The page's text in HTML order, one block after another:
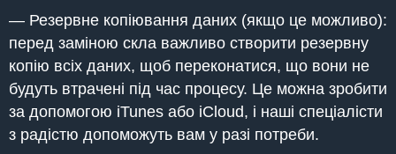
— Резервне копіювання даних (якщо це можливо):
перед заміною скла важливо створити резервну
копію всіх даних, щоб переконатися, що вони не
будуть втрачені під час процесу. Це можна зробити
за допомогою iTunes або iCloud, і наші спеціалісти
з радістю допоможуть вам у разі потреби.